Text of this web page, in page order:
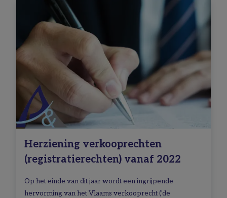
Herziening verkooprechten
(registratierechten) vanaf 2022
Op het einde van dit jaar wordt een ingrijpende
hervorming van het Vlaams verkooprecht ('de